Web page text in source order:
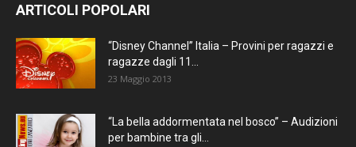
ARTICOLI POPOLARI
“Disney Channel” Italia – Provini per ragazzi e
ragazze dagli 11...
23 Maggio 2013
“La bella addormentata nel bosco” – Audizioni
per bambine tra gli...